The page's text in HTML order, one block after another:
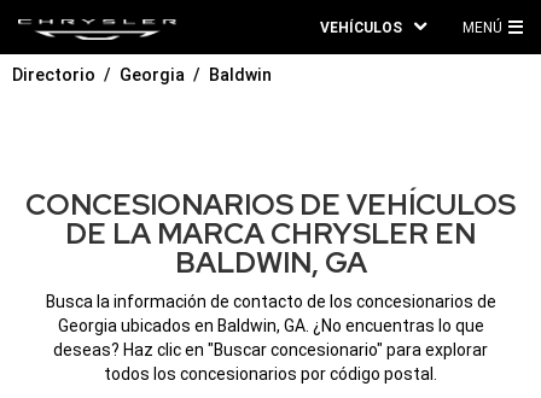
VEHÍCULOS MENÚ
Directorio Georgia Baldwin
CONCESIONARIOS DE VEHÍCULOS
DE LA MARCA CHRYSLER EN
BALDWIN, GA
Busca la información de contacto de los concesionarios de
Georgia ubicados en Baldwin, GA. ¿No encuentras lo que
deseas? Haz clic en "Buscar concesionario" para explorar
todos los concesionarios por código postal.